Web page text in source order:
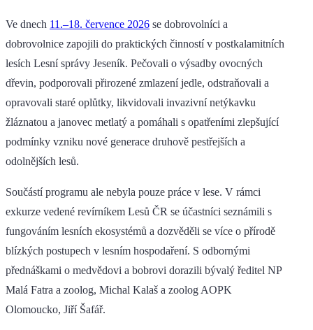
Ve dnech 11.–18. července 2026 se dobrovolníci a
dobrovolnice zapojili do praktických činností v postkalamitních
lesích Lesní správy Jeseník. Pečovali o výsadby ovocných
dřevin, podporovali přirozené zmlazení jedle, odstraňovali a
opravovali staré oplůtky, likvidovali invazivní netýkavku
žláznatou a janovec metlatý a pomáhali s opatřeními zlepšující
podmínky vzniku nové generace druhově pestřejších a
odolnějších lesů.
Součástí programu ale nebyla pouze práce v lese. V rámci
exkurze vedené revírníkem Lesů ČR se účastníci seznámili s
fungováním lesních ekosystémů a dozvěděli se více o přírodě
blízkých postupech v lesním hospodaření. S odbornými
přednáškami o medvědovi a bobrovi dorazili bývalý ředitel NP
Malá Fatra a zoolog, Michal Kalaš a zoolog AOPK
Olomoucko, Jiří Šafář.